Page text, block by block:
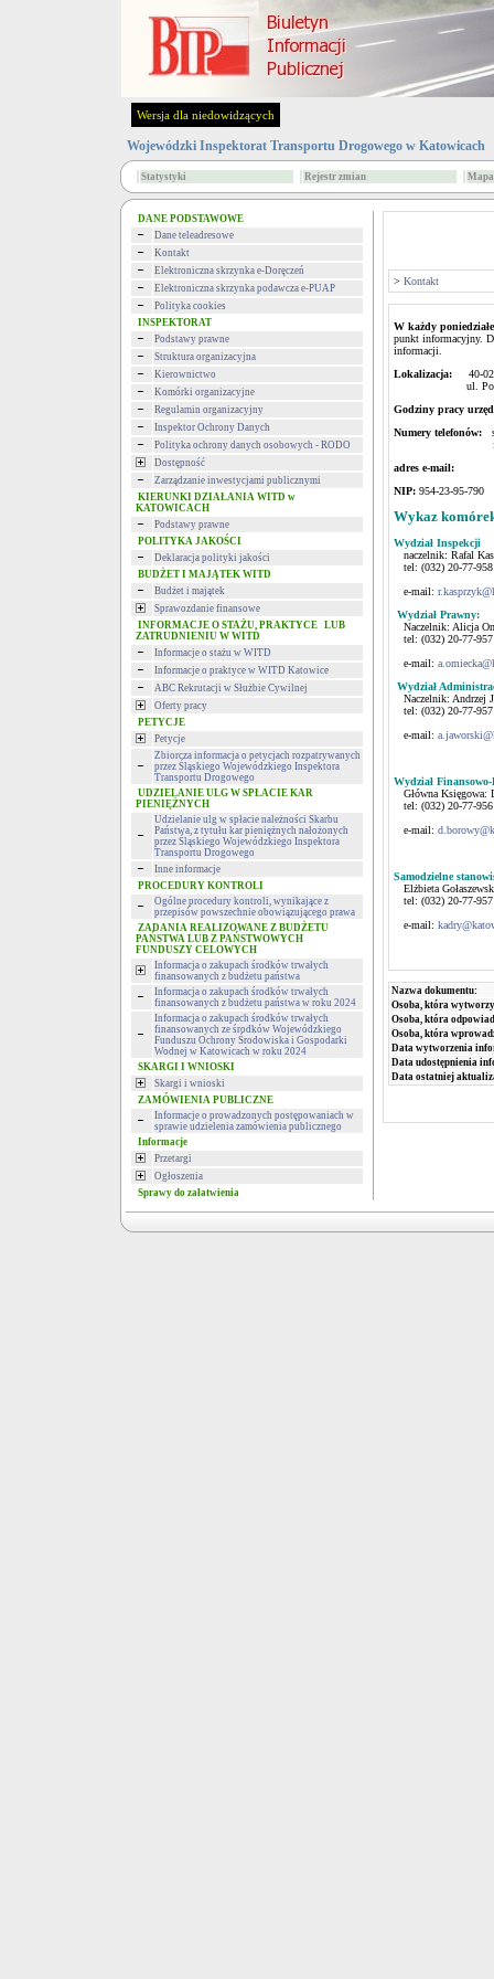
Wersja dla niedowidzących
Wojewódzki Inspektorat Transportu Drogowego w Katowicach
Statystyki Rejestr zmian
DANE PODSTAWOWE
Dane teleadresowe
Kontakt
Elektroniczna skrzynka e-Doręczeń
Elektroniczna skrzynka podawcza e-PUAP
Polityka cookies
INSPEKTORAT
Podstawy prawne
Struktura organizacyjna
Kierownictwo
Komórki organizacyjne
Regulamin organizacyjny
Inspektor Ochrony Danych
Polityka ochrony danych osobowych - RODO
Dostępność
Zarządzanie inwestycjami publicznymi
KIERUNKI DZIAŁANIA WITD w
KATOWICACH
Podstawy prawne
POLITYKA JAKOŚCI
Deklaracja polityki jakości
BUDŻET I MAJĄTEK WITD
Budżet i majątek
Sprawozdanie finansowe
INFORMACJE O STAŻU, PRAKTYCE LUB
ZATRUDNIENIU W WITD
Informacje o stażu w WITD
Informacje o praktyce w WITD Katowice
ABC Rekrutacji w Służbie Cywilnej
Oferty pracy
PETYCJE
Petycje
Zbiorcza informacja o petycjach rozpatrywanych
przez Śląskiego Wojewódzkiego Inspektora
Transportu Drogowego
UDZIELANIE ULG W SPŁACIE KAR
PIENIĘŻNYCH
Udzielanie ulg w spłacie należności Skarbu
Państwa, z tytułu kar pieniężnych nałożonych
przez Śląskiego Wojewódzkiego Inspektora
Transportu Drogowego
Inne informacje
PROCEDURY KONTROLI
Ogólne procedury kontroli, wynikające z
przepisów powszechnie obowiązującego prawa
ZADANIA REALIZOWANE Z BUDŻETU
PAŃSTWA LUB Z PAŃSTWOWYCH
FUNDUSZY CELOWYCH
Informacja o zakupach środków trwałych
finansowanych z budżetu państwa
Informacja o zakupach środków trwałych
finansowanych z budżetu państwa w roku 2024
Informacja o zakupach środków trwałych
finansowanych ze środków Wojewódzkiego
Funduszu Ochrony Środowiska i Gospodarki
Wodnej w Katowicach w roku 2024
SKARGI I WNIOSKI
Skargi i wnioski
ZAMÓWIENIA PUBLICZNE
Informacje o prowadzonych postępowaniach w
sprawie udzielenia zamówienia publicznego
Informacje
Przetargi
Ogłoszenia
Sprawy do załatwienia
> Kontakt
W każdy
punkt informacyjny.
informacji.
Lokalizacja: 40-
ul.
Godziny pracy
Numery telefonów:
fax:
adres e-
NIP: 954-23-95-790
Wykaz
Wydział Inspekcji
naczelnik: Rafal
tel: (032) 20-77-958
e-mail:
Wydział Prawny:
Naczelnik: Alicja
tel: (032) 20-77-957
e-mail:
Wydział
Naczelnik: Andrzej
tel: (032) 20-77-957
e-mail:
Wydział
Główna Księgowa:
tel: (032) 20-77-956
e-mail:
Samodzielne
Elżbieta
tel: (032) 20-77-957
e-mail:
Nazwa dokumentu:
Osoba, która
Osoba, która
Osoba, która
Data wytworzenia
Data udostępnienia
Data ostatniej